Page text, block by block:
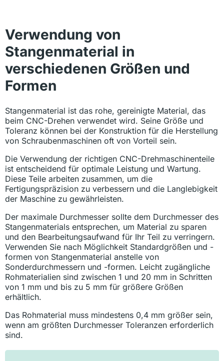
Verwendung von
Stangenmaterial in
verschiedenen Größen und
Formen
Stangenmaterial ist das rohe, gereinigte Material, das
beim CNC-Drehen verwendet wird. Seine Größe und
Toleranz können bei der Konstruktion für die Herstellung
von Schraubenmaschinen oft von Vorteil sein.
Die Verwendung der richtigen CNC-Drehmaschinenteile
ist entscheidend für optimale Leistung und Wartung.
Diese Teile arbeiten zusammen, um die
Fertigungspräzision zu verbessern und die Langlebigkeit
der Maschine zu gewährleisten.
Der maximale Durchmesser sollte dem Durchmesser des
Stangenmaterials entsprechen, um Material zu sparen
und den Bearbeitungsaufwand für Ihr Teil zu verringern.
Verwenden Sie nach Möglichkeit Standardgrößen und -
formen von Stangenmaterial anstelle von
Sonderdurchmessern und -formen. Leicht zugängliche
Rohmaterialien sind zwischen 1 und 20 mm in Schritten
von 1 mm und bis zu 5 mm für größere Größen
erhältlich.
Das Rohmaterial muss mindestens 0,4 mm größer sein,
wenn am größten Durchmesser Toleranzen erforderlich
sind.